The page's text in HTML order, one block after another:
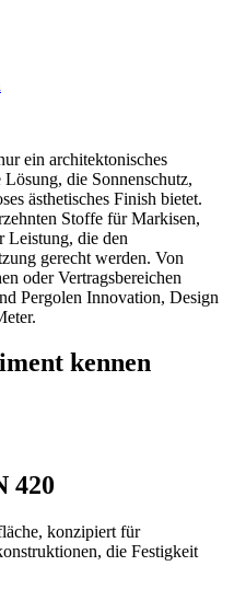
ein architektonisches
die Sonnenschutz,
ästhetisches Finish bietet.
Stoffe für Markisen,
Leistung, die den
gerecht werden. Von
oder Vertragsbereichen
Pergolen Innovation, Design
kennen
420
konzipiert für
die Festigkeit